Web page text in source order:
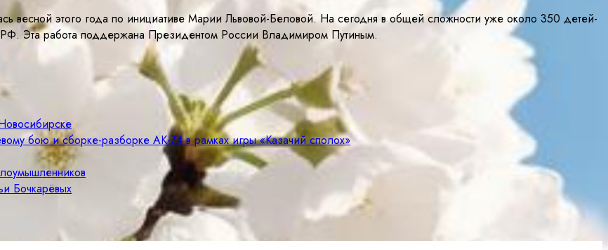
весной этого года по инициативе Марии Львовой-Беловой. На сегодня в общей сложности уже около 350 детей-
Эта работа поддержана Президентом России Владимиром Путиным.
бою и сборке-разборке АК-74 в рамках игры «Казачий сполох»
Бочкарёвых